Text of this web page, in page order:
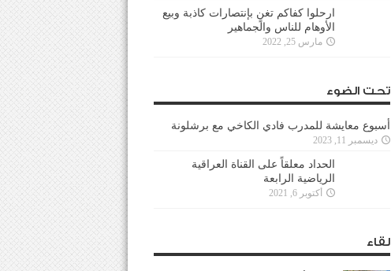
ارحلوا كفاكم تغنٍ بإنتصارات كاذبة وبيع
الأوهام للناس والجماهير
مارس 25, 2022
تحت الضوء
أسبوع معايشة للمدرب فادي الكاخي مع برشلونة
ديسمبر 11, 2023
الحداد معلقاً على القناة العراقية
الرياضية الرابعة
أكتوبر 6, 2021
لقاء